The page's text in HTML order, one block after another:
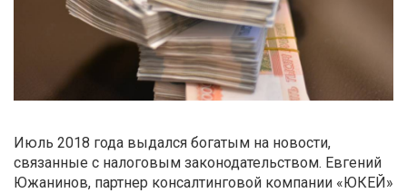
Июль 2018 года выдался богатым на новости,
связанные с налоговым законодательством. Евгений
Южанинов, партнер консалтинговой компании «ЮКЕЙ»